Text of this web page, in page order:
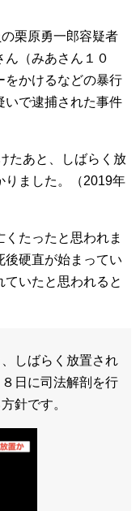
栗原勇一郎容疑者
ん（みあさん１０
をかけるなどの暴行
いで逮捕された事件
たあと、しばらく放
りました。（2019年
くたったと思われま
後硬直が始まってい
いたと思われると
しばらく放置され
日に司法解剖を行
針です。